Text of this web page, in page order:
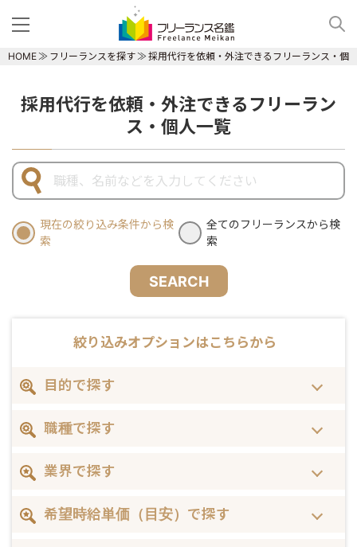
HOME フリーランスを探す 採用代行を依頼・外注できるフリーランス・個
採用代行を依頼・外注できるフリーラン
ス・個人一覧
現在の絞り込み条件から検
索
全てのフリーランスから検
索
SEARCH
絞り込みオプションはこちらから
目的で探す
職種で探す
業界で探す
希望時給単価（目安）で探す